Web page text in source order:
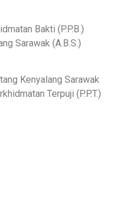
Bakti (P.P.B.)
Sarawak (A.B.S.)
Kenyalang Sarawak
Terpuji (P.P.T.)